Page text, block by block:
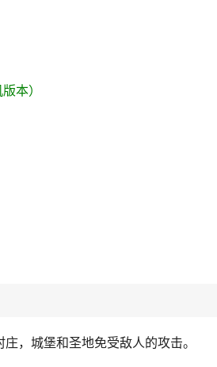
本）
，城堡和圣地免受敌人的攻击。